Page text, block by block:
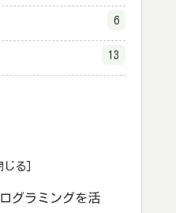
6
13
グラミングを活